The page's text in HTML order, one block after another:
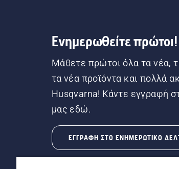
Ενημερωθείτε πρώτοι!
Μάθετε πρώτοι όλα τα νέα,
τα νέα προϊόντα και πολλά
Husqvarna! Κάντε εγγραφή
μας εδώ.
ΕΓΓΡΑΦΉ ΣΤΟ ΕΝΗΜΕΡΩΤΙΚΌ